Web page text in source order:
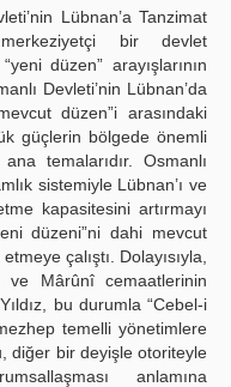
Lübnan’a Tanzimat
bir devlet
düzen” arayışlarının
Devleti’nin Lübnan’da
düzen”i arasındaki
güçlerin bölgede önemli
temalarıdır. Osmanlı
sistemiyle Lübnan’ı ve
kapasitesini artırmayı
düzeni”ni dahi mevcut
çalıştı. Dolayısıyla,
ve Mârûnî cemaatlerinin
bu durumla “Cebel-i
temelli yönetimlere
diğer bir deyişle otoriteyle
anlamına